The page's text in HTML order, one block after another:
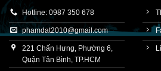
Hotline: 0987 350 678
phamdat2010@gmail.com
221 Chấn Hưng, Phường 6,
Quận Tân Bình, TP.HCM